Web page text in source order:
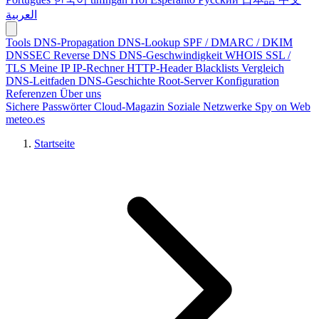
العربية
Tools DNS-Propagation DNS-Lookup SPF / DMARC / DKIM
DNSSEC Reverse DNS DNS-Geschwindigkeit WHOIS SSL /
TLS Meine IPIP-RechnerHTTP-HeaderBlacklists Vergleich
DNS-Leitfaden DNS-Geschichte Root-ServerKonfiguration
Referenzen Über uns
Sichere PasswörterCloud-Magazin Soziale Netzwerke Spy on Web
meteo.es
Startseite